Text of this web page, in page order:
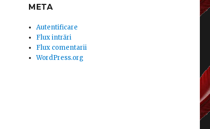
META
Autentificare
Flux intrări
Flux comentarii
WordPress.org